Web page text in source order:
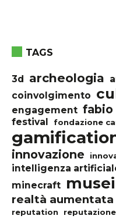
TAGS
3d archeologia
coinvolgimento
engagement fabio
festival fondazione
innovazione
intelligenza
minecraft musei
realtà aumentata
reputation reputazione